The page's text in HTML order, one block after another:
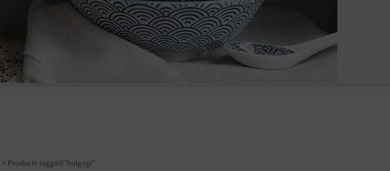
> Products tagged “bulgogi”